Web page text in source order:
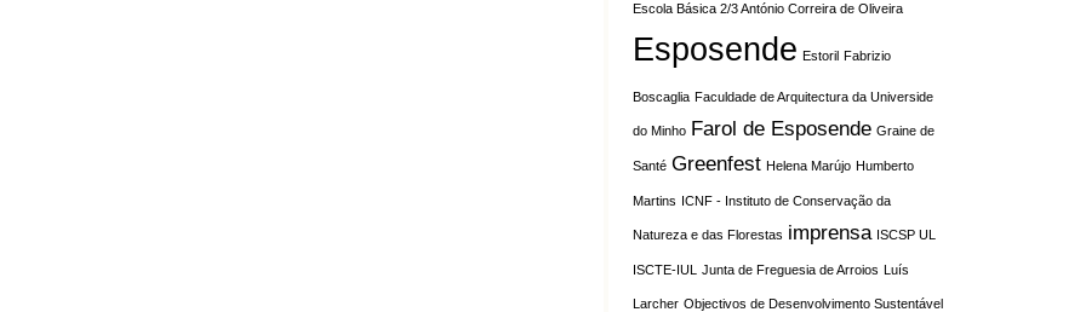
Escola Básica 2/3 António Correira de Oliveira
Esposende Estoril Fabrizio
Boscaglia Faculdade de Arquitectura da Universide
do Minho Farol de Esposende Graine de
Santé Greenfest Helena Marújo Humberto
Martins ICNF - Instituto de Conservação da
Natureza e das Florestas imprensa ISCSP UL
ISCTE-IUL Junta de Freguesia de Arroios Luís
Larcher Objectivos de Desenvolvimento Sustentável